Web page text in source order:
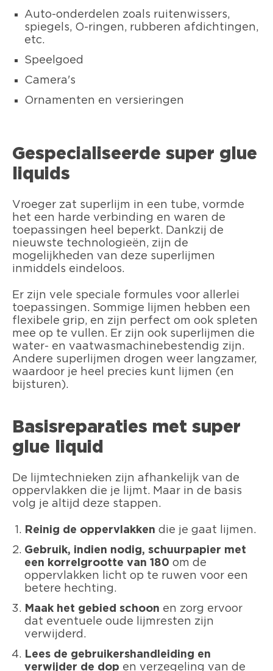
Auto-onderdelen zoals ruitenwissers,
spiegels, O-ringen, rubberen afdichtingen,
etc.
Speelgoed
Camera's
Ornamenten en versieringen
Gespecialiseerde super glue
liquids
Vroeger zat superlijm in een tube, vormde
het een harde verbinding en waren de
toepassingen heel beperkt. Dankzij de
nieuwste technologieën, zijn de
mogelijkheden van deze superlijmen
inmiddels eindeloos.
Er zijn vele speciale formules voor allerlei
toepassingen. Sommige lijmen hebben een
flexibele grip, en zijn perfect om ook spleten
mee op te vullen. Er zijn ook superlijmen die
water- en vaatwasmachinebestendig zijn.
Andere superlijmen drogen weer langzamer,
waardoor je heel precies kunt lijmen (en
bijsturen).
Basisreparaties met super
glue liquid
De lijmtechnieken zijn afhankelijk van de
oppervlakken die je lijmt. Maar in de basis
volg je altijd deze stappen.
Reinig de oppervlakken die je gaat lijmen.
Gebruik, indien nodig, schuurpapier met
een korrelgrootte van 180 om de
oppervlakken licht op te ruwen voor een
betere hechting.
Maak het gebied schoon en zorg ervoor
dat eventuele oude lijmresten zijn
verwijderd.
Lees de gebruikershandleiding en
verwijder de dop en verzegeling van de